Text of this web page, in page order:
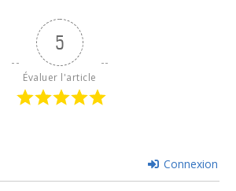
5
Évaluer l'article
Connexion